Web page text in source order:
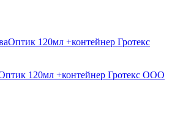
120мл +контейнер Гротекс ООО